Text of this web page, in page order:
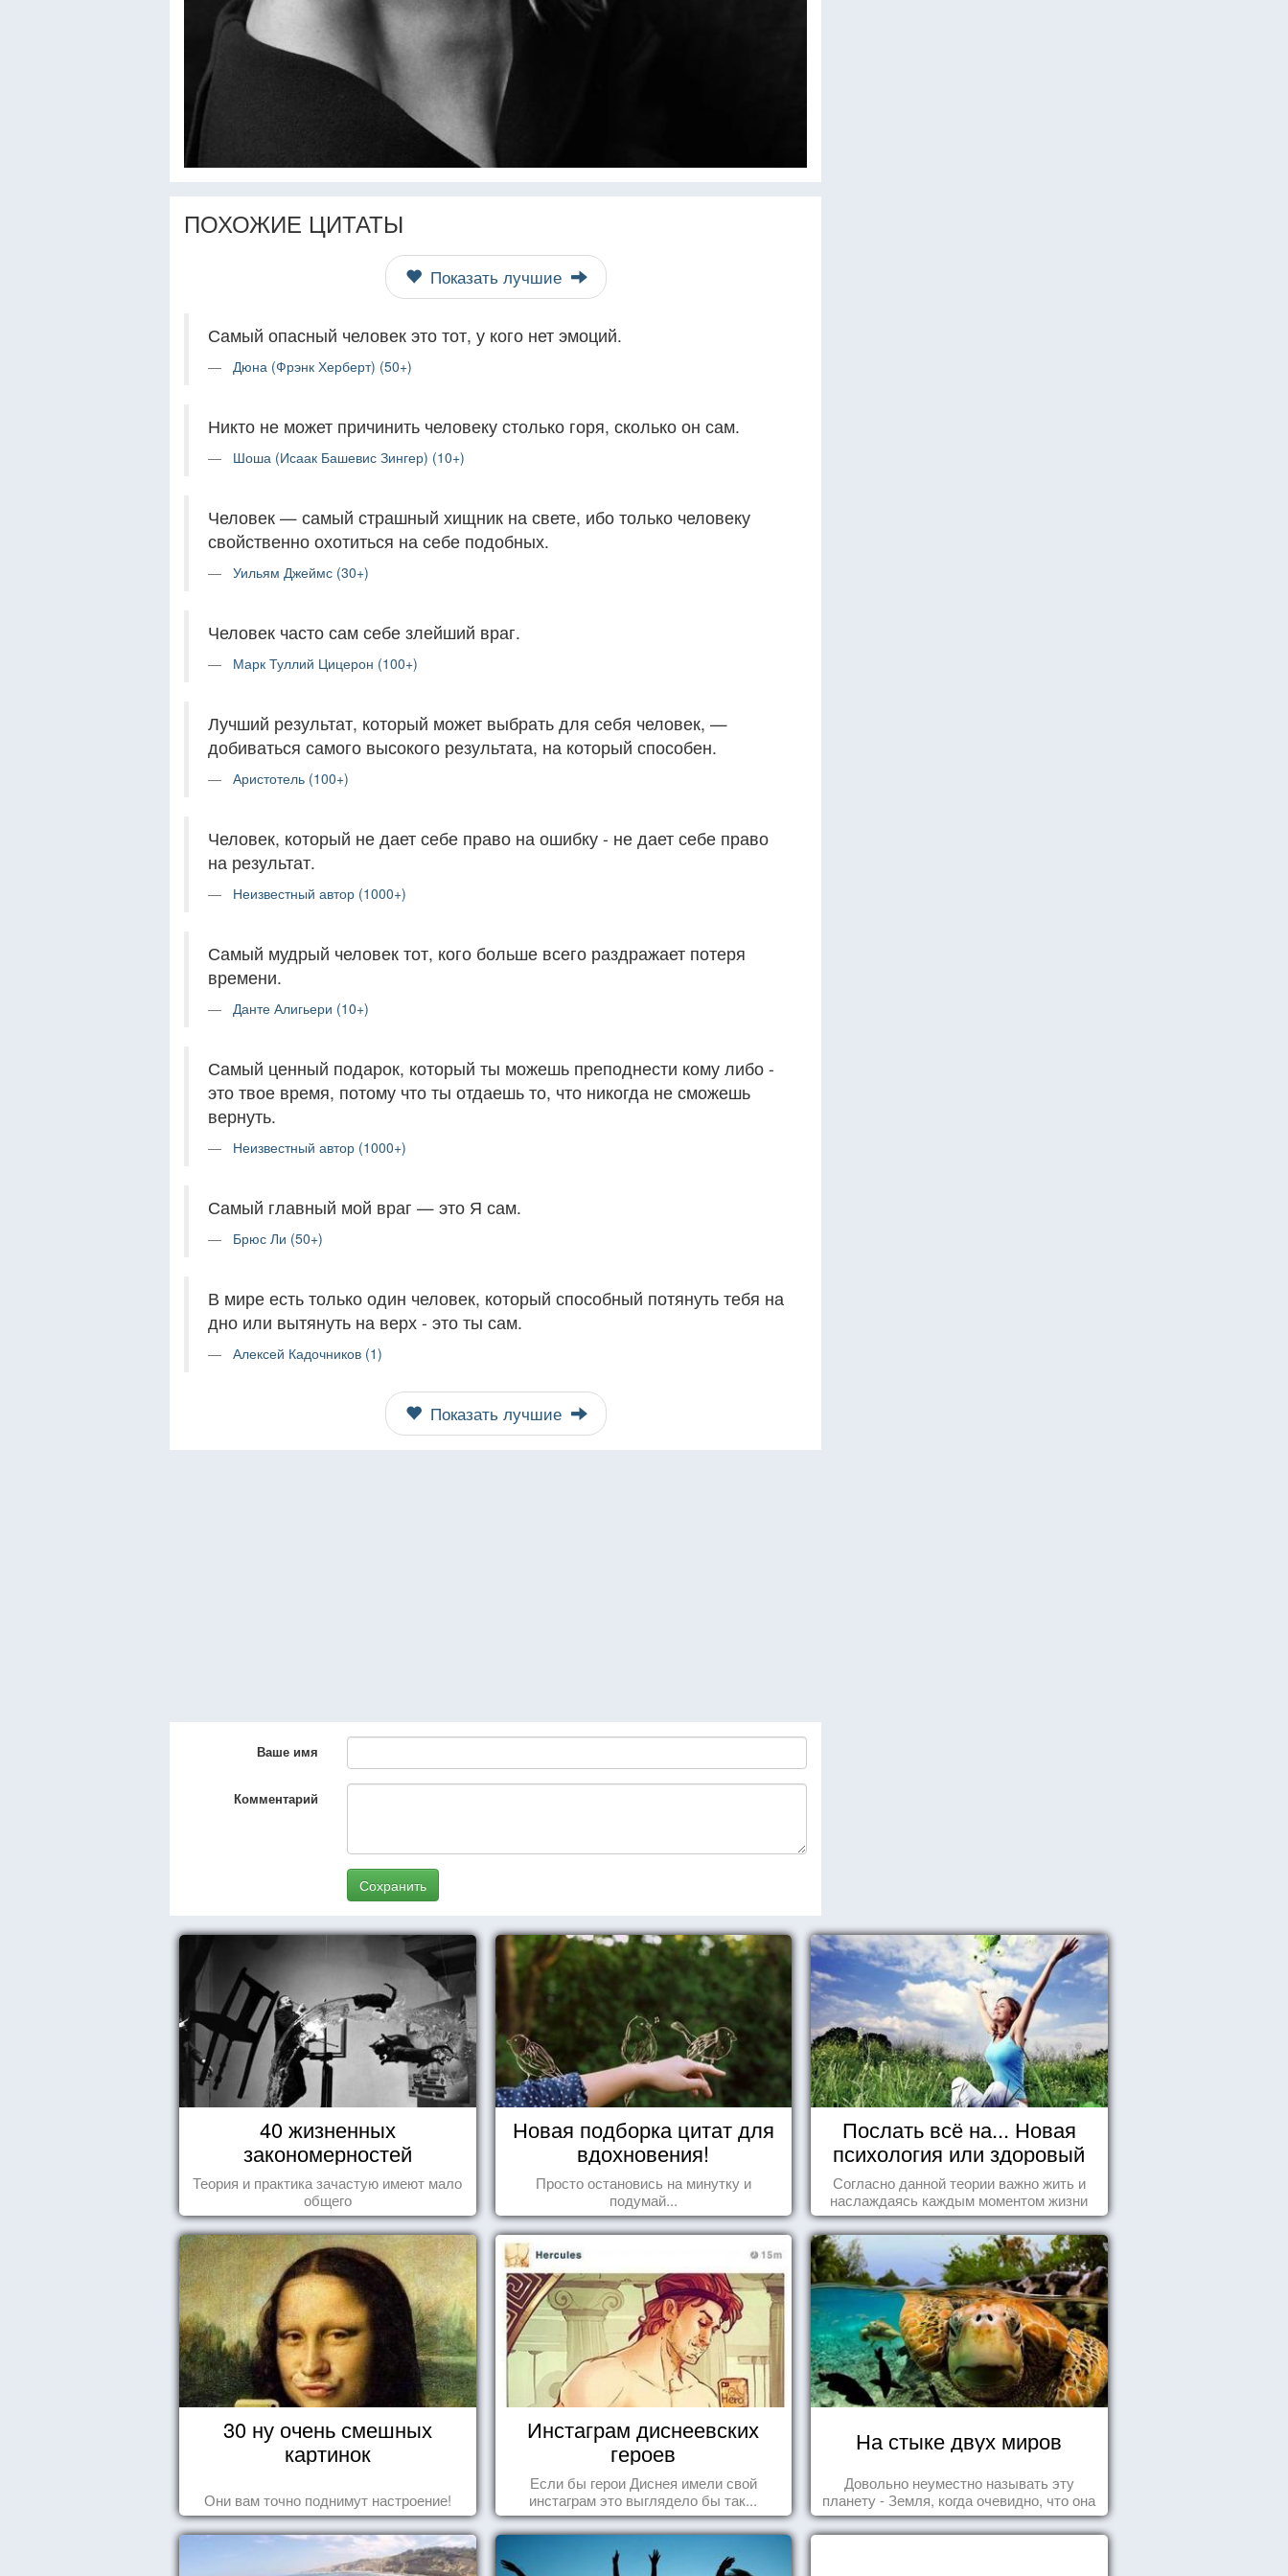
ПОХОЖИЕ ЦИТАТЫ
Показать лучшие
Самый опасный человек это тот, у кого нет эмоций.
Дюна (Фрэнк Херберт) (50+)
Никто не может причинить человеку столько горя, сколько он сам.
Шоша (Исаак Башевис Зингер) (10+)
Человек — самый страшный хищник на свете, ибо только человеку
свойственно охотиться на себе подобных.
Уильям Джеймс (30+)
Человек часто сам себе злейший враг.
Марк Туллий Цицерон (100+)
Лучший результат, который может выбрать для себя человек, —
добиваться самого высокого результата, на который способен.
Аристотель (100+)
Человек, который не дает себе право на ошибку - не дает себе право
на результат.
Неизвестный автор (1000+)
Самый мудрый человек тот, кого больше всего раздражает потеря
времени.
Данте Алигьери (10+)
Самый ценный подарок, который ты можешь преподнести кому либо -
это твое время, потому что ты отдаешь то, что никогда не сможешь
вернуть.
Неизвестный автор (1000+)
Самый главный мой враг — это Я сам.
Брюс Ли (50+)
В мире есть только один человек, который способный потянуть тебя на
дно или вытянуть на верх - это ты сам.
Алексей Кадочников (1)
Показать лучшие
Ваше имя
Комментарий
Сохранить
40 жизненных
закономерностей
Теория и практика зачастую имеют мало
общего
Новая подборка цитат для
вдохновения!
Просто остановись на минутку и
подумай...
Послать всё на... Новая
психология или здоровый
пофигизм.
Согласно данной теории важно жить и
наслаждаясь каждым моментом жизни
осознанно и с удовольствием. Как это,
попробуем разобраться на реальных
примерах.
30 ну очень смешных
картинок
Они вам точно поднимут настроение!
Инстаграм диснеевских
героев
Если бы герои Диснея имели свой
инстаграм это выглядело бы так...
На стыке двух миров
Довольно неуместно называть эту
планету - Земля, когда очевидно, что она
- Океан.